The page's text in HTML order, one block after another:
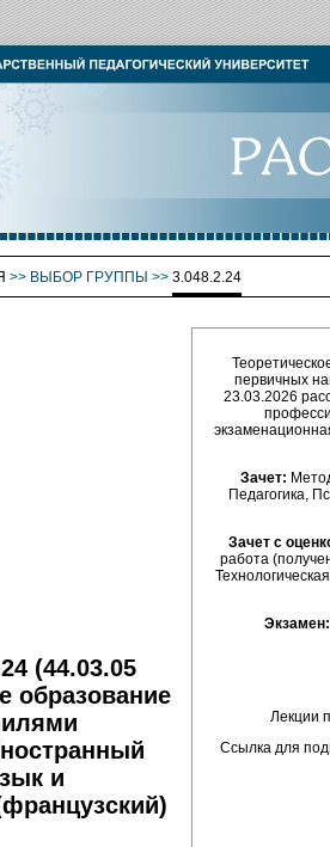
>> ВЫБОР ГРУППЫ >> 3.048.2.24
(44.03.05
образование
и
первичных
23.03.2026
Зачет:
Педагогика,
Зачет с
работа
Лекции
Ссылка для